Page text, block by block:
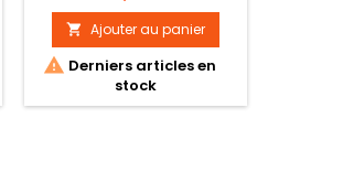
bonus.
 Ajouter au panier
 Derniers articles en
stock